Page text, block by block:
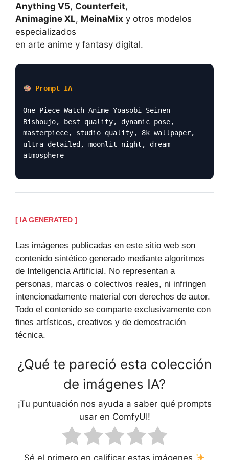
Anything V5, Counterfeit,
Animagine XL, MeinaMix y otros modelos
especializados
en arte anime y fantasy digital.
Prompt IA
One Piece Watch Anime Yoasobi Seinen
Bishoujo, best quality, dynamic pose,
masterpiece, studio quality, 8k wallpaper,
ultra detailed, moonlit night, dream
atmosphere
[ IA GENERATED ]
Las imágenes publicadas en este sitio web son
contenido sintético generado mediante algoritmos
de Inteligencia Artificial. No representan a
personas, marcas o colectivos reales, ni infringen
intencionadamente material con derechos de autor.
Todo el contenido se comparte exclusivamente con
fines artísticos, creativos y de demostración
técnica.
¿Qué te pareció esta colección
de imágenes IA?
¡Tu puntuación nos ayuda a saber qué prompts
usar en ComfyUI!